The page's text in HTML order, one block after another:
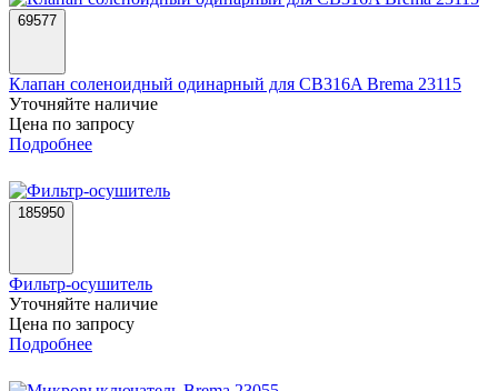
69577
Клапан соленоидный одинарный для CB316A Brema 23115
Уточняйте наличие
Цена по запросу
Подробнее
185950
Фильтр-осушитель
Уточняйте наличие
Цена по запросу
Подробнее